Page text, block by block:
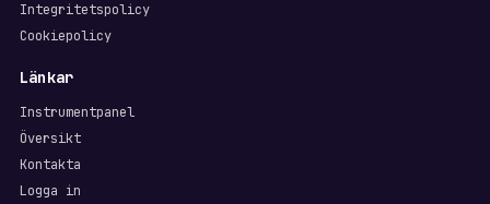
Integritetspolicy
Cookiepolicy
Länkar
Instrumentpanel
Översikt
Kontakta
Logga in